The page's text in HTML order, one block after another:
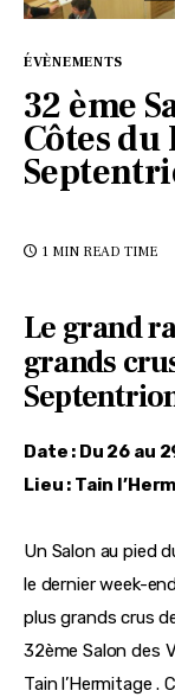
ÉVÈNEMENTS
32 ème
Côtes du
1 MIN READ TIME
Le grand
grands
Date : Du 26 au
Lieu : Tain
Un Salon au pied
le dernier week-
plus grands crus
32ème Salon des
Tain l’Hermitage